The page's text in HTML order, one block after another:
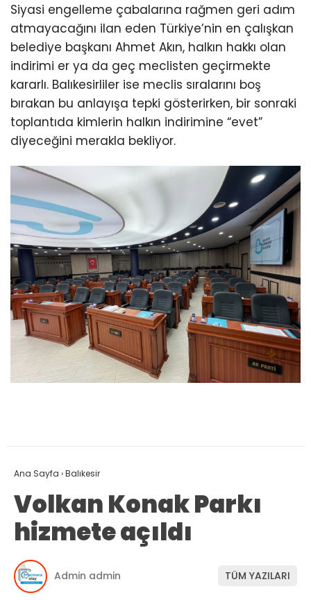
Siyasi engelleme çabalarına rağmen geri adım
atmayacağını ilan eden Türkiye’nin en çalışkan
belediye başkanı Ahmet Akın, halkın hakkı olan
indirimi er ya da geç meclisten geçirmekte
kararlı. Balıkesirliler ise meclis sıralarını boş
bırakan bu anlayışa tepki gösterirken, bir sonraki
toplantıda kimlerin halkın indirimine “evet”
diyeceğini merakla bekliyor.
Ana Sayfa ›Balıkesir
Volkan Konak Parkı
hizmete açıldı
Admin admin TÜM YAZILARI